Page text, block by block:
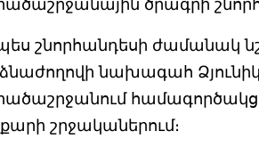
ծրագրի
շնորհանդեսի ժամանակ
նախագահ
շրջականերում։